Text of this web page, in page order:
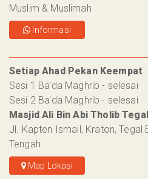
Muslim & Muslimah
Informasi
Setiap Ahad Pekan Keempat
Sesi 1 Ba'da Maghrib - selesai
Sesi 2 Ba'da Maghrib - selesai
Masjid Ali Bin Abi Tholib Tegal
Jl. Kapten Ismail, Kraton, Tegal
Tengah
Map Lokasi